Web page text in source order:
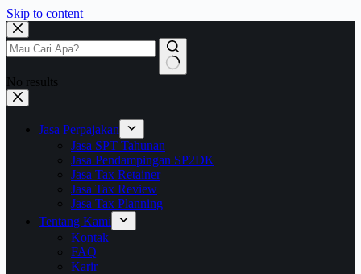
Skip to content
No results
Jasa Perpajakan
Jasa SPT Tahunan
Jasa Pendampingan SP2DK
Jasa Tax Retainer
Jasa Tax Review
Jasa Tax Planning
Tentang Kami
Kontak
FAQ
Karir